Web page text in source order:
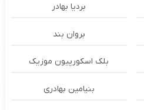
بردیا بهادر
بروان بند
بلک اسکورپیون موزیک
بنیامین بهادری